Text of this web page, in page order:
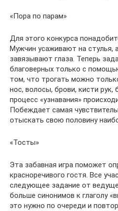
«Пора по парам»
Для этого конкурса
Мужчин усаживают на стулья,
завязывают глаза. Теперь
благоверных только с
том, что трогать можно
нос, волосы, брови, кисти рук,
процесс «узнавания»
Побеждает самая
отыскать свою половину
«Тосты»
Эта забавная игра поможет
красноречивого гостя. Все
следующее задание от
больше синонимов к глаголу
это нужно по очереди и